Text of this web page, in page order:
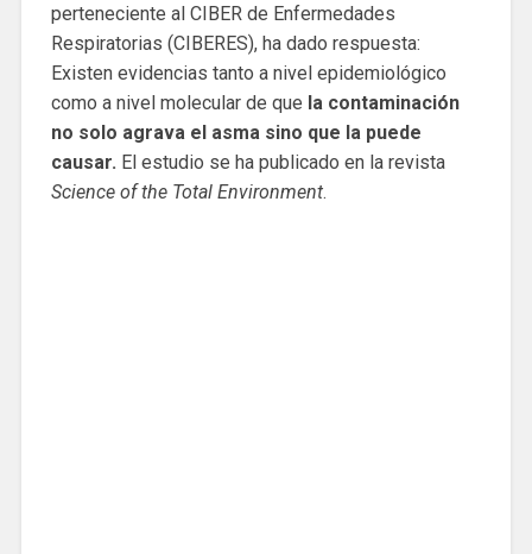
perteneciente al CIBER de Enfermedades
Respiratorias (CIBERES), ha dado respuesta:
Existen evidencias tanto a nivel epidemiológico
como a nivel molecular de que la contaminación
no solo agrava el asma sino que la puede
causar. El estudio se ha publicado en la revista
Science of the Total Environment.